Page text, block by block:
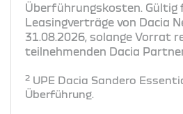
Überführungskosten. Gültig
Leasingverträge von Dacia
31.08.2026, solange Vorrat
teilnehmenden Dacia
2 UPE Dacia Sandero
Überführung.